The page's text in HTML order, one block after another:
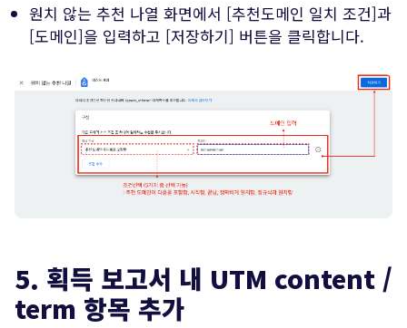
원치 않는 추천 나열 화면에서 [추천도메인 일치 조건]과
[도메인]을 입력하고 [저장하기] 버튼을 클릭합니다.
5. 획득 보고서 내 UTM content /
term 항목 추가